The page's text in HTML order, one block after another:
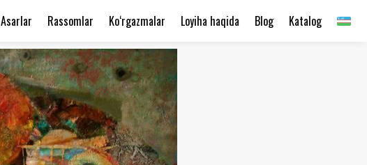
Katalog
Blog
Loyiha haqida
Ko‘rgazmalar
Rassomlar
Asarlar